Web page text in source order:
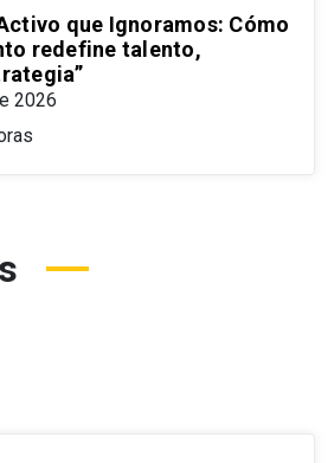
que Ignoramos: Cómo
redefine talento,
2026